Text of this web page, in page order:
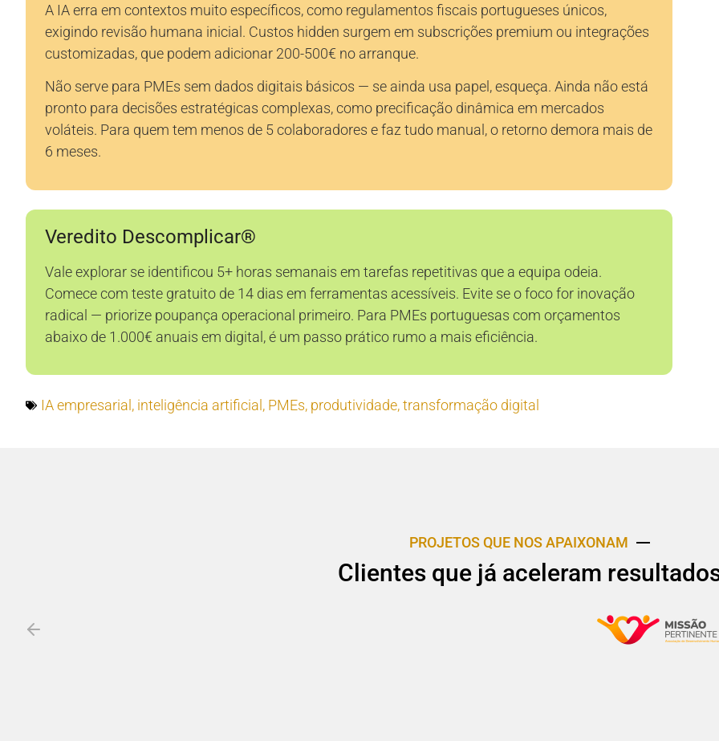
A IA erra em contextos muito específicos, como regulamentos fiscais portugueses únicos,
exigindo revisão humana inicial. Custos hidden surgem em subscrições premium ou integrações
customizadas, que podem adicionar 200-500€ no arranque.
Não serve para PMEs sem dados digitais básicos — se ainda usa papel, esqueça. Ainda não está
pronto para decisões estratégicas complexas, como precificação dinâmica em mercados
voláteis. Para quem tem menos de 5 colaboradores e faz tudo manual, o retorno demora mais de
6 meses.
Veredito Descomplicar®
Vale explorar se identificou 5+ horas semanais em tarefas repetitivas que a equipa odeia.
Comece com teste gratuito de 14 dias em ferramentas acessíveis. Evite se o foco for inovação
radical — priorize poupança operacional primeiro. Para PMEs portuguesas com orçamentos
abaixo de 1.000€ anuais em digital, é um passo prático rumo a mais eficiência.
IA empresarial , inteligência artificial , PMEs, produtividade,transformação digital
PROJETOS QUE NOS APAIXONAM
Clientes que já aceleram